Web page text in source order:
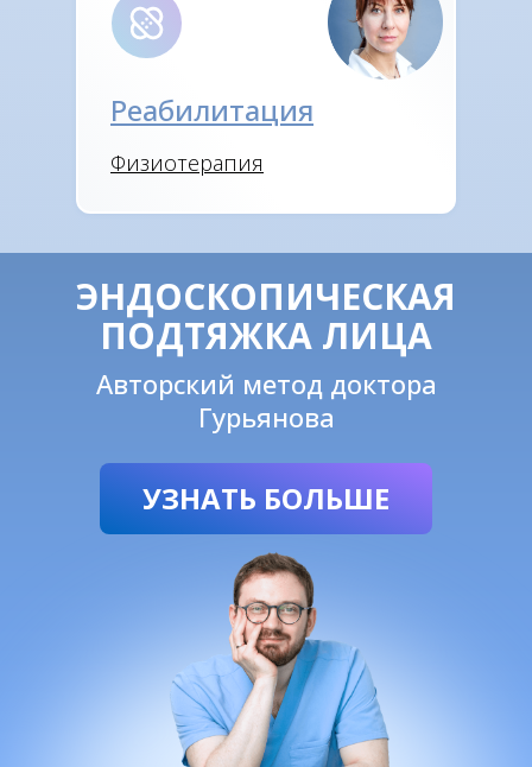
Реабилитация
Физиотерапия
ЭНДОСКОПИЧЕСКАЯ
ПОДТЯЖКА ЛИЦА
Авторский метод доктора
Гурьянова
УЗНАТЬ БОЛЬШЕ